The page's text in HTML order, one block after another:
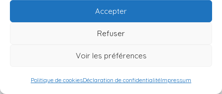
Accepter
Refuser
Voir les préférences
Politique de cookiesDéclaration de confidentialitéImpressum
d’achat demeurent compétitifs, les revenus
locatifs mensuels peuvent représenter
jusqu’à 5-7 % du coût initial,
comparativement aux 4-6 % pour d’autres
bureaux ou appartements privés. La